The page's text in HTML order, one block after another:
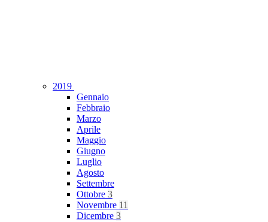
2019
Gennaio
Febbraio
Marzo
Aprile
Maggio
Giugno
Luglio
Agosto
Settembre
Ottobre 3
Novembre 11
Dicembre 3